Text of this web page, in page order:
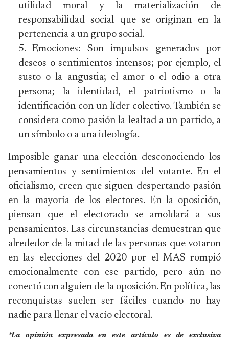
utilidad moral y la materialización de
responsabilidad social que se originan en la
pertenencia a un grupo social.
Emociones: Son impulsos generados por
deseos o sentimientos intensos; por ejemplo, el
susto o la angustia; el amor o el odio a otra
persona; la identidad, el patriotismo o la
identificación con un líder colectivo. También se
considera como pasión la lealtad a un partido, a
un símbolo o a una ideología.
Imposible ganar una elección desconociendo los
pensamientos y sentimientos del votante. En el
oficialismo, creen que siguen despertando pasión
en la mayoría de los electores. En la oposición,
piensan que el electorado se amoldará a sus
pensamientos. Las circunstancias demuestran que
alrededor de la mitad de las personas que votaron
en las elecciones del 2020 por el MAS rompió
emocionalmente con ese partido, pero aún no
conectó con alguien de la oposición. En política, las
reconquistas suelen ser fáciles cuando no hay
nadie para llenar el vacío electoral.
*La opinión expresada en este artículo es de exclusiva